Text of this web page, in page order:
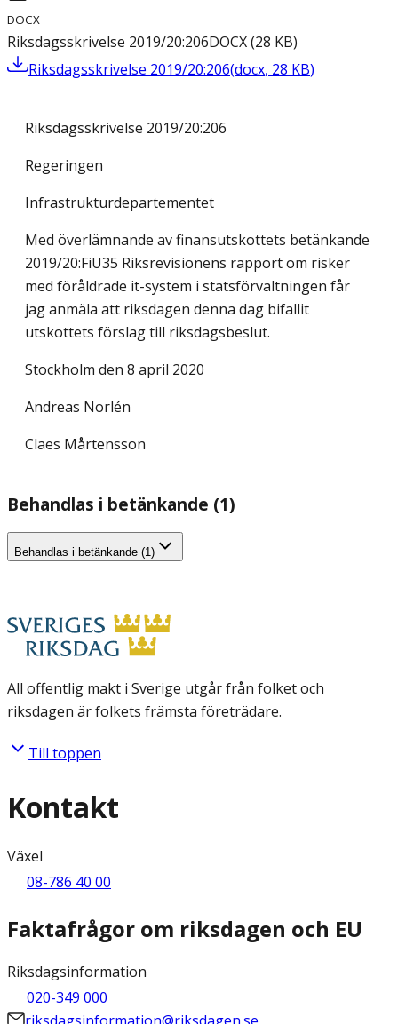
DOCX
Riksdagsskrivelse 2019/20:206DOCX(28 KB)
Riksdagsskrivelse 2019/20:206(docx, 28 KB)
Riksdagsskrivelse 2019/20:206
Regeringen
Infrastrukturdepartementet
Med överlämnande av finansutskottets betänkande
2019/20:FiU35 Riksrevisionens rapport om risker
med föråldrade it-system i statsförvaltningen får
jag anmäla att riksdagen denna dag bifallit
utskottets förslag till riksdagsbeslut.
Stockholm den 8 april 2020
Andreas Norlén
Claes Mårtensson
Behandlas i betänkande (1)
Behandlas i betänkande (1)
All offentlig makt i Sverige utgår från folket och
riksdagen är folkets främsta företrädare.
Till toppen
Kontakt
Växel
08-786 40 00
Faktafrågor om riksdagen och EU
Riksdagsinformation
020-349 000